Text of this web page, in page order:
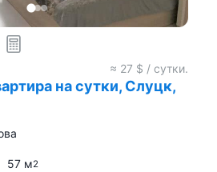
≈ 27 $ / сутки.
на сутки, Слуцк,
57 м2